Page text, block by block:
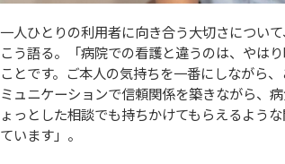
一人ひとりの利用者に向き合う大切さについ
こう語る。「病院での看護と違うのは、やは
ことです。ご本人の気持ちを一番にしながら
ミュニケーションで信頼関係を築きながら、
ょっとした相談でも持ちかけてもらえるよう
ています」。